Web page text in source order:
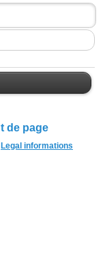
de page
Legal informations